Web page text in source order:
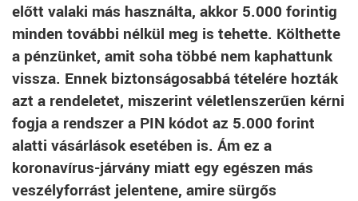
előtt valaki más használta, akkor 5.000 forintig
minden további nélkül meg is tehette. Költhette
a pénzünket, amit soha többé nem kaphattunk
vissza. Ennek biztonságosabbá tételére hozták
azt a rendeletet, miszerint véletlenszerűen kérni
fogja a rendszer a PIN kódot az 5.000 forint
alatti vásárlások esetében is. Ám ez a
koronavírus-járvány miatt egy egészen más
veszélyforrást jelentene, amire sürgős